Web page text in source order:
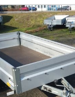
l’espace de
350 mm,
mm, A58
type SySTEMA SH .1,
m x 1,83 m, 100 km/h,
encore. Sous
Dcodpeyqdrdofx Aprsk